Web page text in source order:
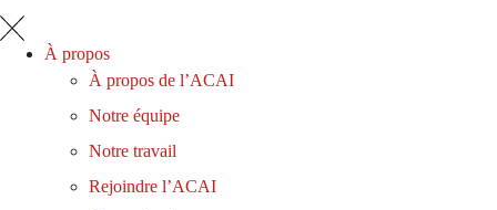
À propos
À propos de l’ACAI
Notre équipe
Notre travail
Rejoindre l’ACAI